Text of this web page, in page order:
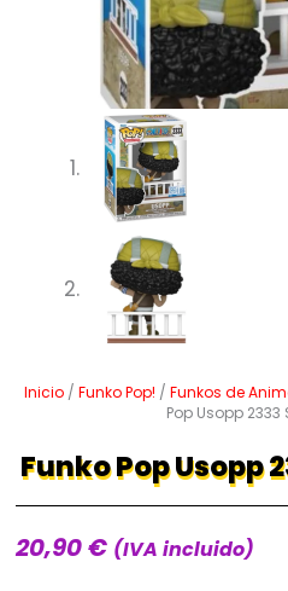
Inicio / Funko Pop! / Funkos de
Pop Usopp 2333
Funko Pop Usopp
20,90€ (IVA incluido)